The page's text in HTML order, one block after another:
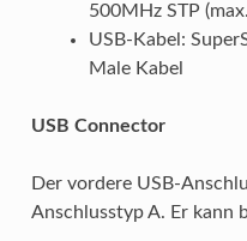
500MHz STP
USB-Kabel:
Male Kabel
USB Connector
Der vordere USB-
Anschlusstyp A. Er kann